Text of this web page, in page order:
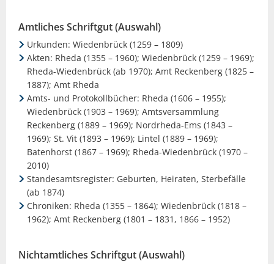
Amtliches Schriftgut (Auswahl)
Urkunden: Wiedenbrück (1259 – 1809)
Akten: Rheda (1355 – 1960); Wiedenbrück (1259 – 1969);
Rheda-Wiedenbrück (ab 1970); Amt Reckenberg (1825 –
1887); Amt Rheda
Amts- und Protokollbücher: Rheda (1606 – 1955);
Wiedenbrück (1903 – 1969); Amtsversammlung
Reckenberg (1889 – 1969); Nordrheda-Ems (1843 –
1969); St. Vit (1893 – 1969); Lintel (1889 – 1969);
Batenhorst (1867 – 1969); Rheda-Wiedenbrück (1970 –
2010)
Standesamtsregister: Geburten, Heiraten, Sterbefälle
(ab 1874)
Chroniken: Rheda (1355 – 1864); Wiedenbrück (1818 –
1962); Amt Reckenberg (1801 – 1831, 1866 – 1952)
Nichtamtliches Schriftgut (Auswahl)